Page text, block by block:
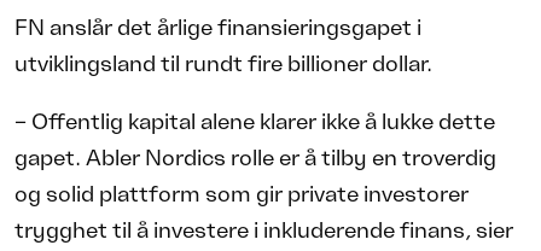
FN anslår det årlige finansieringsgapet i
utviklingsland til rundt fire billioner dollar.
– Offentlig kapital alene klarer ikke å lukke dette
gapet. Abler Nordics rolle er å tilby en troverdig
og solid plattform som gir private investorer
trygghet til å investere i inkluderende finans, sier